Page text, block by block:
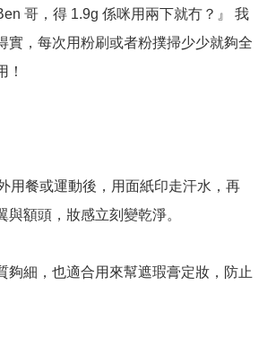
哥，得 1.9g 係咪用兩下就冇？』 我
實，每次用粉刷或者粉撲掃少少就夠全
！
用餐或運動後，用面紙印走汗水，再
與額頭，妝感立刻變乾淨。
夠細，也適合用來幫遮瑕膏定妝，防止